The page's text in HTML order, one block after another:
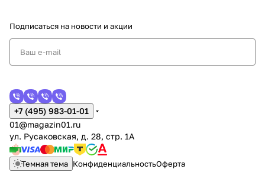
Подписаться на новости и акции
+7 (495) 983-01-01
01@magazin01.ru
ул. Русаковская, д. 28, стр. 1А
Темная тема КонфиденциальностьОферта